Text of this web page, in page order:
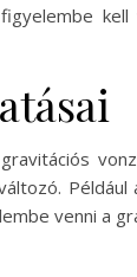
venni a